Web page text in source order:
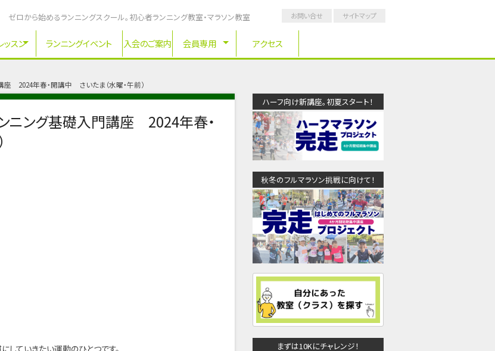
ゼロから始めるランニングスクール。初心者ランニング教室・マラソン教室
ッスン ランニングイベント 入会のご案内 会員専用 アクセス
お問い合せ サイトマップ
座 2024年春・開講中 さいたま（水曜・午前）
ニング基礎入門講座 2024年春・
していきたい運動のひとつです。
ハーフ向け新講座。初夏スタート！
秋冬のフルマラソン挑戦に向けて！
まずは10Kにチャレンジ！